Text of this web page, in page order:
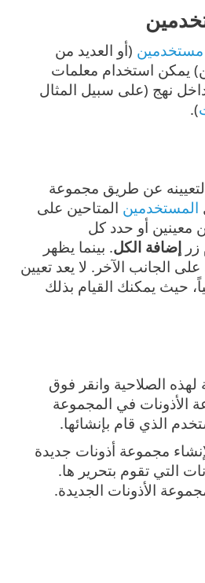
(أو العديد من
يمكن استخدام معلمات
نهج (على سبيل المثال
).
عن طريق مجموعة
المستخدمين المتاحين على
معينين أو حدد كل
إضافة الكل. بينما يظهر
الجانب الآخر. لا يعد تعيين
حيث يمكنك القيام بذلك
لهذه الصلاحية وانقر فوق
الأذونات في المجموعة
الذي قام بإنشائها.
مجموعة أذونات جديدة
التي تقوم بتحرير ها.
الأذونات الجديدة.